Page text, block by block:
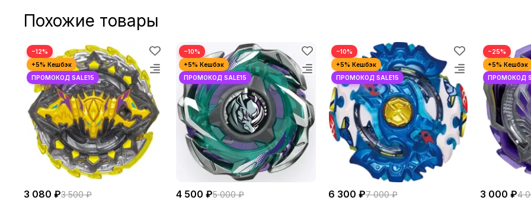
Похожие товары
−12%
3 080 ₽3 500 ₽
−10%
4 500 ₽5 000 ₽
−10%
6 300 ₽7 000 ₽
−25%
3 000 ₽4